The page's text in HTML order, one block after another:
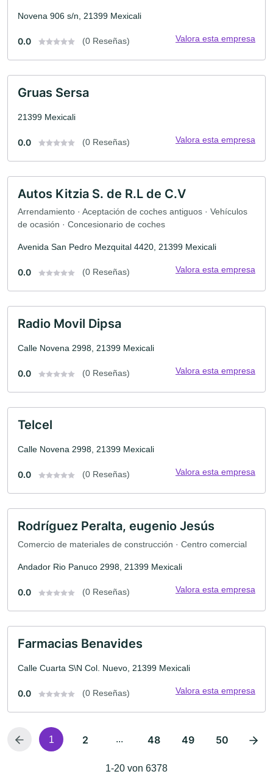
Novena 906 s/n, 21399 Mexicali
0.0 (0 Reseñas) Valora esta empresa
Gruas Sersa
21399 Mexicali
0.0 (0 Reseñas) Valora esta empresa
Autos Kitzia S. de R.L de C.V
Arrendamiento · Aceptación de coches antiguos · Vehículos
de ocasión · Concesionario de coches
Avenida San Pedro Mezquital 4420, 21399 Mexicali
0.0 (0 Reseñas) Valora esta empresa
Radio Movil Dipsa
Calle Novena 2998, 21399 Mexicali
0.0 (0 Reseñas) Valora esta empresa
Telcel
Calle Novena 2998, 21399 Mexicali
0.0 (0 Reseñas) Valora esta empresa
Rodríguez Peralta, eugenio Jesús
Comercio de materiales de construcción · Centro comercial
Andador Rio Panuco 2998, 21399 Mexicali
0.0 (0 Reseñas) Valora esta empresa
Farmacias Benavides
Calle Cuarta S\N Col. Nuevo, 21399 Mexicali
0.0 (0 Reseñas) Valora esta empresa
1 2 ... 48 49 50
1-20 von 6378